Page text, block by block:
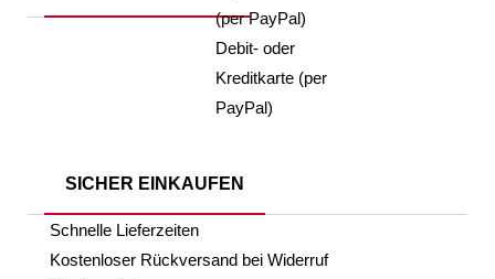
(per PayPal)
Debit- oder
Kreditkarte (per
PayPal)
SICHER EINKAUFEN
Schnelle Lieferzeiten
Kostenloser Rückversand bei Widerruf